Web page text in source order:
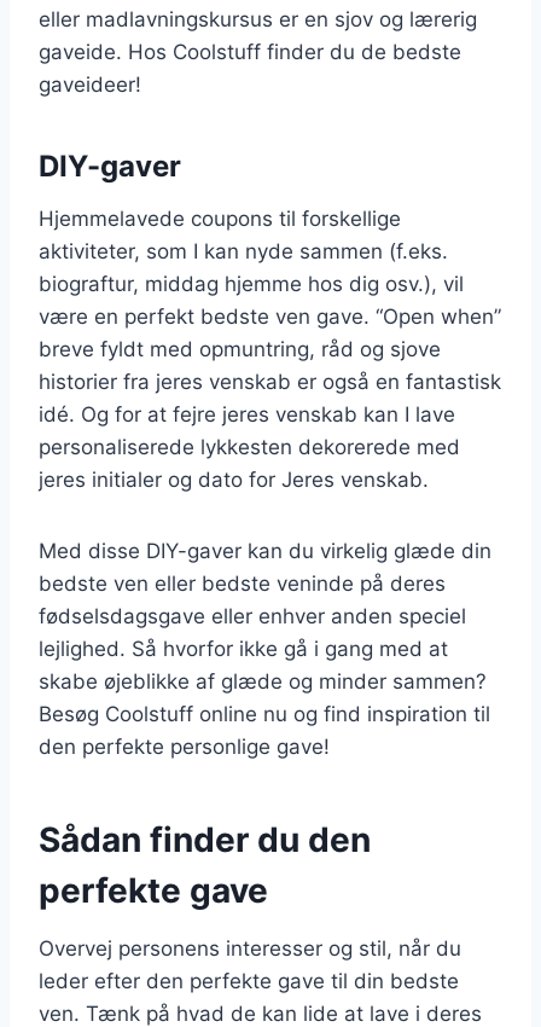
eller madlavningskursus er en sjov og lærerig
gaveide. Hos Coolstuff finder du de bedste
gaveideer!
DIY-gaver
Hjemmelavede coupons til forskellige
aktiviteter, som I kan nyde sammen (f.eks.
biograftur, middag hjemme hos dig osv.), vil
være en perfekt bedste ven gave. “Open when”
breve fyldt med opmuntring, råd og sjove
historier fra jeres venskab er også en fantastisk
idé. Og for at fejre jeres venskab kan I lave
personaliserede lykkesten dekorerede med
jeres initialer og dato for Jeres venskab.
Med disse DIY-gaver kan du virkelig glæde din
bedste ven eller bedste veninde på deres
fødselsdagsgave eller enhver anden speciel
lejlighed. Så hvorfor ikke gå i gang med at
skabe øjeblikke af glæde og minder sammen?
Besøg Coolstuff online nu og find inspiration til
den perfekte personlige gave!
Sådan finder du den
perfekte gave
Overvej personens interesser og stil, når du
leder efter den perfekte gave til din bedste
ven. Tænk på hvad de kan lide at lave i deres